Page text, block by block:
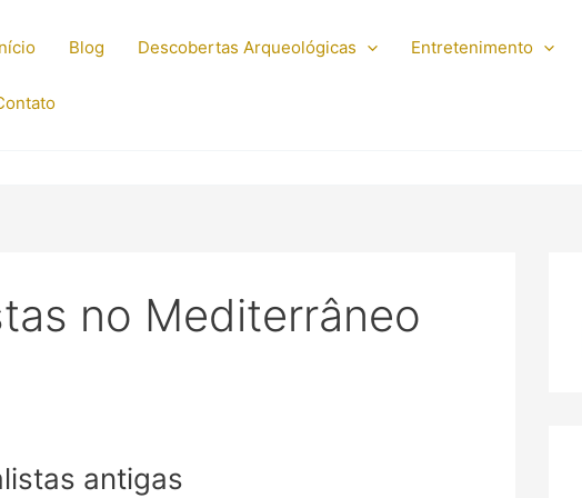
Blog Descobertas Arqueológicas Entretenimento
no Mediterrâneo
antigas